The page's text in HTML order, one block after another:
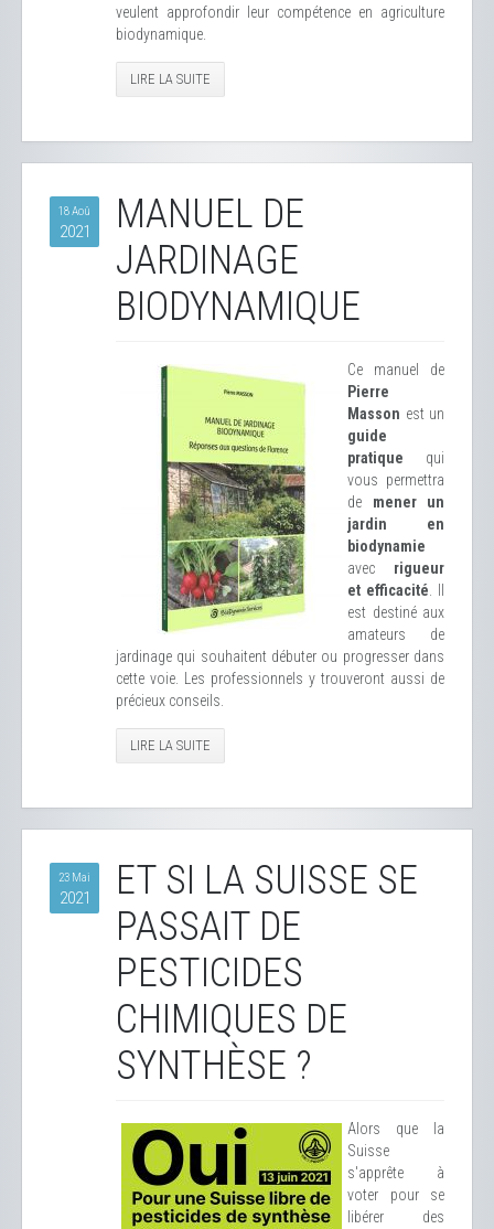
veulent approfondir leur compétence en agriculture
biodynamique.
LIRE LA SUITE
18 Aoû
2021
MANUEL DE
JARDINAGE
BIODYNAMIQUE
Ce manuel de
Pierre
Masson est un
guide
pratique qui
vous permettra
de mener un
jardin en
biodynamie
avec rigueur
et efficacité
est destiné aux
amateurs de
jardinage qui souhaitent débuter ou progresser dans
cette voie. Les professionnels y trouveront aussi de
précieux conseils.
LIRE LA SUITE
23 Mai
2021
ET SI LA SUISSE SE
PASSAIT DE
PESTICIDES
CHIMIQUES DE
SYNTHÈSE ?
Alors que la
Suisse
s'apprête à
voter pour se
libérer des